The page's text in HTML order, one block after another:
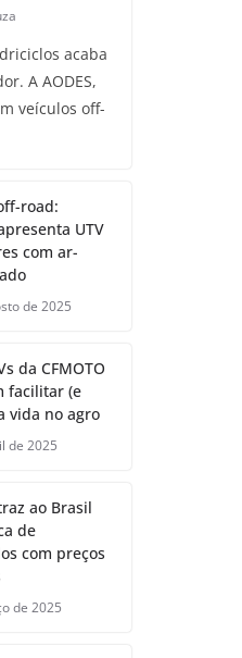
acaba
A AODES,
veículos off-
road:
UTV
com ar-
de 2025
da CFMOTO
facilitar (e
vida no agro
de 2025
ao Brasil
de
com preços
de 2025